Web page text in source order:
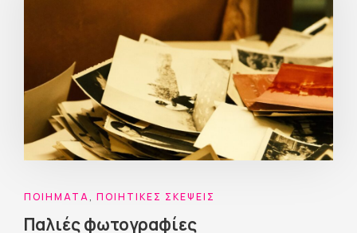
ΠΟΙΉΜΑΤΑ, ΠΟΙΗΤΙΚΈΣ ΣΚΈΨΕΙΣ
Παλιές φωτογραφίες